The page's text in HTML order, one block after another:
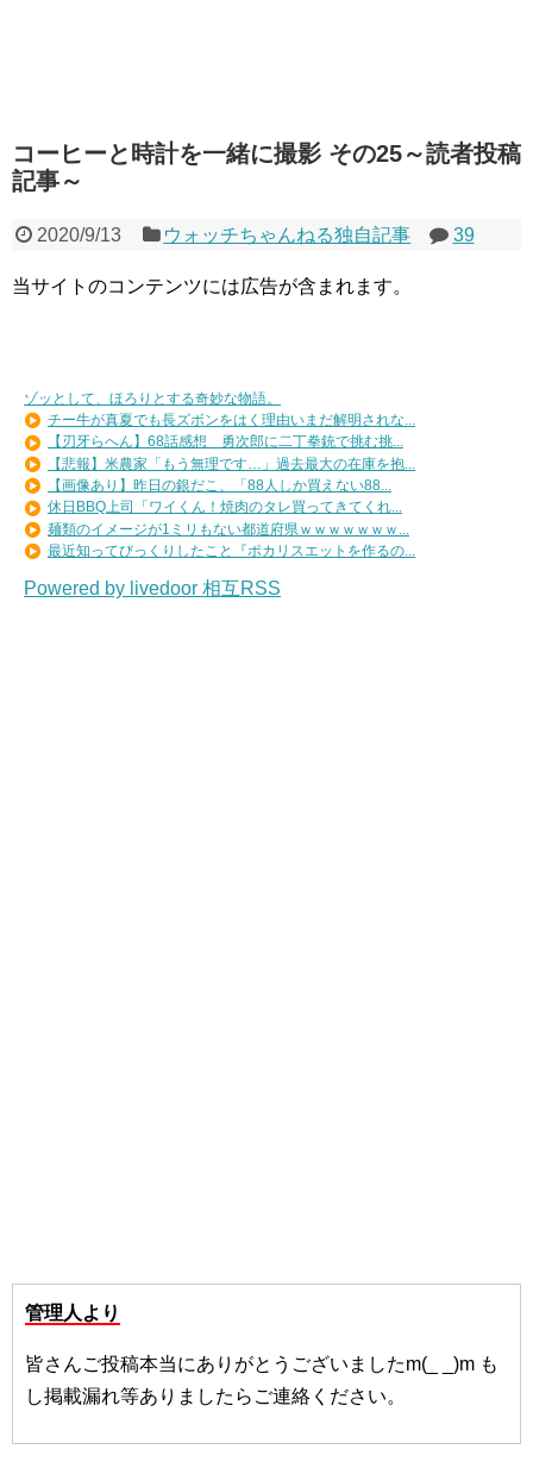
コーヒーと時計を一緒に撮影 その25～読者投稿
記事～
2020/9/13 ウォッチちゃんねる独自記事 39
当サイトのコンテンツには広告が含まれます。
ゾッとして、ほろりとする奇妙な物語。
チー牛が真夏でも長ズボンをはく理由いまだ解明されな...
【刃牙らへん】68話感想 勇次郎に二丁拳銃で挑む挑...
【悲報】米農家「もう無理です…」過去最大の在庫を抱...
【画像あり】昨日の銀だこ、「88人しか買えない88...
休日BBQ上司「ワイくん！焼肉のタレ買ってきてくれ...
麺類のイメージが1ミリもない都道府県ｗｗｗｗｗｗｗ...
最近知ってびっくりしたこと『ポカリスエットを作るの...
Powered by livedoor 相互RSS
管理人より
皆さんご投稿本当にありがとうございましたm(_ _)m も
し掲載漏れ等ありましたらご連絡ください。